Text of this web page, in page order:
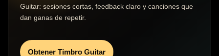
Guitar: sesiones cortas, feedback claro y canciones que
dan ganas de repetir.
Obtener Timbro Guitar